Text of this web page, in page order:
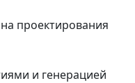
проектирования
и генерацией